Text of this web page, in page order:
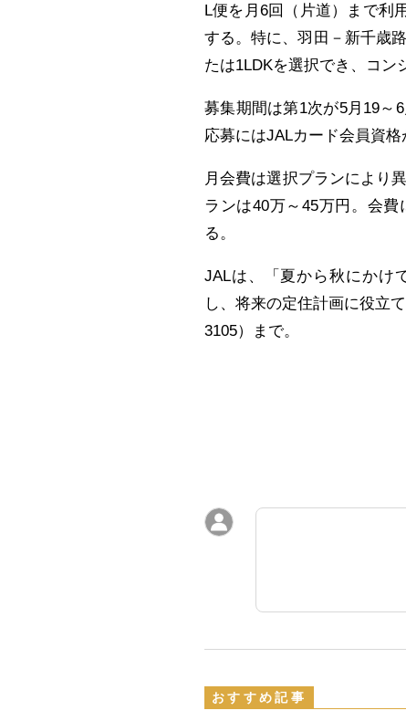
L便を月6回（片道）まで利
する。特に、羽田－新千歳
たは1LDKを選択でき、コン
募集期間は第1次が5月19～
応募にはJALカード会員資格
月会費は選択プランにより
ランは40万～45万円。会
る。
JALは、「夏から秋にかけ
し、将来の定住計画に役立
3105）まで。
おすすめ記事